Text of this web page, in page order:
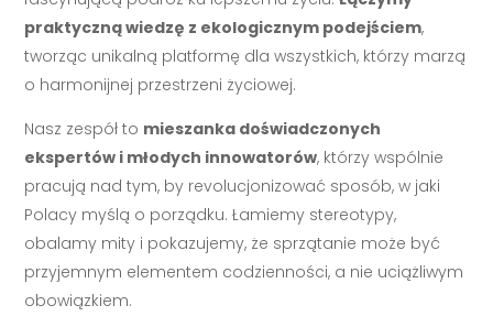
praktyczną wiedzę z ekologicznym podejściem,
tworząc unikalną platformę dla wszystkich, którzy marzą
o harmonijnej przestrzeni życiowej.
Nasz zespół to mieszanka doświadczonych
ekspertów i młodych innowatorów, którzy wspólnie
pracują nad tym, by revolucjonizować sposób, w jaki
Polacy myślą o porządku. Łamiemy stereotypy,
obalamy mity i pokazujemy, że sprzątanie może być
przyjemnym elementem codzienności, a nie uciążliwym
obowiązkiem.